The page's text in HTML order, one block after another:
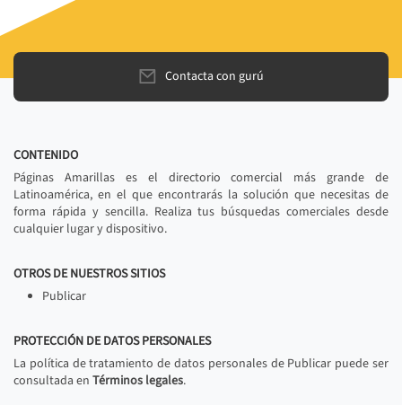
Contacta con gurú
CONTENIDO
Páginas Amarillas es el directorio comercial más grande de
Latinoamérica, en el que encontrarás la solución que necesitas de
forma rápida y sencilla. Realiza tus búsquedas comerciales desde
cualquier lugar y dispositivo.
OTROS DE NUESTROS SITIOS
Publicar
PROTECCIÓN DE DATOS PERSONALES
La política de tratamiento de datos personales de Publicar puede ser
consultada en Términos legales.